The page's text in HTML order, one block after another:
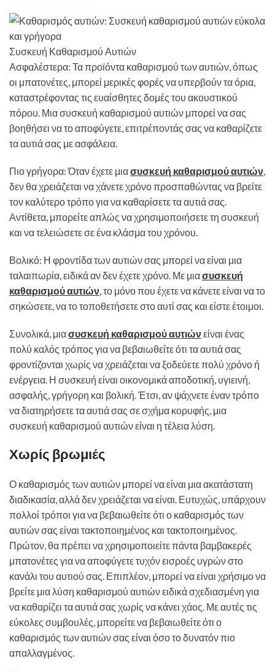
Συσκευή Καθαρισμού Αυτιών
Ασφαλέστερα: Τα προϊόντα καθαρισμού των αυτιών, όπως
οι μπατονέτες, μπορεί μερικές φορές να υπερβούν τα όρια,
καταστρέφοντας τις ευαίσθητες δομές του ακουστικού
πόρου. Μια συσκευή καθαρισμού αυτιών μπορεί να σας
βοηθήσει να το αποφύγετε, επιτρέποντάς σας να καθαρίζετε
τα αυτιά σας με ασφάλεια.
Πιο γρήγορα: Όταν έχετε μιασυσκευή καθαρισμού αυτιών,
δεν θα χρειάζεται να χάνετε χρόνο προσπαθώντας να βρείτε
τον καλύτερο τρόπο για να καθαρίσετε τα αυτιά σας.
Αντίθετα, μπορείτε απλώς να χρησιμοποιήσετε τη συσκευή
και να τελειώσετε σε ένα κλάσμα του χρόνου.
Βολικό: Η φροντίδα των αυτιών σας μπορεί να είναι μια
ταλαιπωρία, ειδικά αν δεν έχετε χρόνο. Με μιασυσκευή
καθαρισμού αυτιών, το μόνο που έχετε να κάνετε είναι να το
σηκώσετε, να το τοποθετήσετε στο αυτί σας και είστε έτοιμοι.
Συνολικά, μιασυσκευή καθαρισμού αυτιώνείναι ένας
πολύ καλός τρόπος για να βεβαιωθείτε ότι τα αυτιά σας
φροντίζονται χωρίς να χρειάζεται να ξοδεύετε πολύ χρόνο ή
ενέργεια. Η συσκευή είναι οικονομικά αποδοτική, υγιεινή,
ασφαλής, γρήγορη και βολική. Έτσι, αν ψάχνετε έναν τρόπο
να διατηρήσετε τα αυτιά σας σε σχήμα κορυφής, μια
συσκευή καθαρισμού αυτιών είναι η τέλεια λύση.
Χωρίς βρωμιές
Ο καθαρισμός των αυτιών μπορεί να είναι μια ακατάστατη
διαδικασία, αλλά δεν χρειάζεται να είναι. Ευτυχώς, υπάρχουν
πολλοί τρόποι για να βεβαιωθείτε ότι ο καθαρισμός των
αυτιών σας είναι τακτοποιημένος και τακτοποιημένος.
Πρώτον, θα πρέπει να χρησιμοποιείτε πάντα βαμβακερές
μπατονέτες για να αποφύγετε τυχόν εισροές υγρών στο
κανάλι του αυτιού σας. Επιπλέον, μπορεί να είναι χρήσιμο να
βρείτε μια λύση καθαρισμού αυτιών ειδικά σχεδιασμένη για
να καθαρίζει τα αυτιά σας χωρίς να κάνει χάος. Με αυτές τις
εύκολες συμβουλές, μπορείτε να βεβαιωθείτε ότι ο
καθαρισμός των αυτιών σας είναι όσο το δυνατόν πιο
απαλλαγμένος.